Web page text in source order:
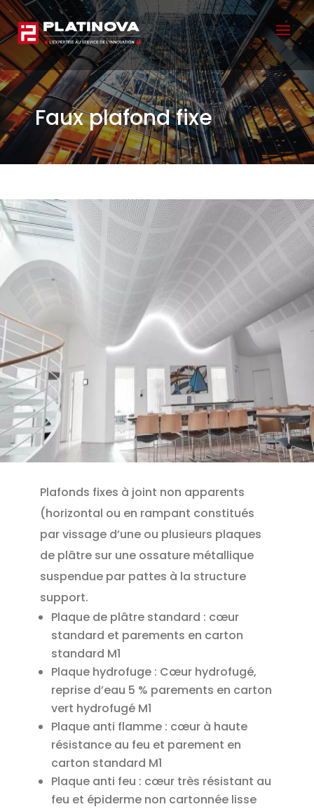
Faux plafond fixe
Plafonds fixes à joint non apparents
(horizontal ou en rampant constitués
par vissage d’une ou plusieurs plaques
de plâtre sur une ossature métallique
suspendue par pattes à la structure
support.
Plaque de plâtre standard : cœur
standard et parements en carton
standard M1
Plaque hydrofuge : Cœur hydrofugé,
reprise d’eau 5 % parements en carton
vert hydrofugé M1
Plaque anti flamme : cœur à haute
résistance au feu et parement en
carton standard M1
Plaque anti feu : cœur très résistant au
feu et épiderme non cartonnée lisse